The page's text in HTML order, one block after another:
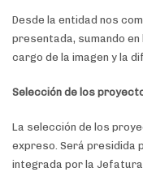
Desde la entidad nos
presentada, sumando en
cargo de la imagen y la
Selección de los
La selección de los
expreso. Será presidida
integrada por la Jefatura